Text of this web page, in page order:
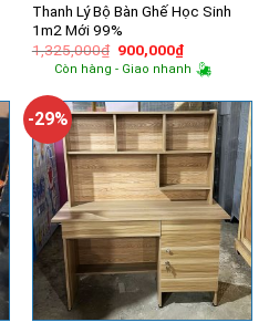
Thanh Lý Bộ Bàn Ghế Học Sinh
1m2 Mới 99%
1,325,000₫ Giá
gốc
là:
900,000₫Giá
hiện
tại
900,000₫.
Còn hàng - Giao nhanh
-29%